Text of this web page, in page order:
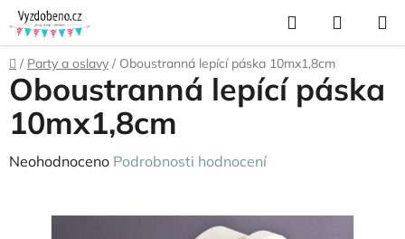
Přejít
na
obsah
Hledat
KOŠÍK
Domů
/ Party a oslavy / Oboustranná lepící páska 10mx1,8cm
Oboustranná lepící páska
10mx1,8cm
Průměrné
Neohodnoceno Podrobnosti hodnocení